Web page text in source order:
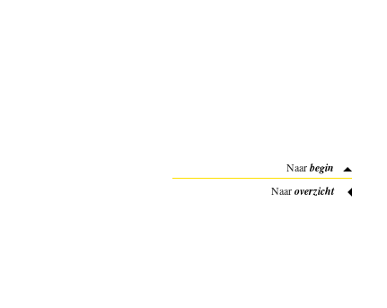
Naarbegin
Naaroverzicht